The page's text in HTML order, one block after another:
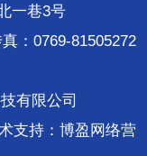
一巷3号
：0769-81505272
有限公司
持： 博盈网络营